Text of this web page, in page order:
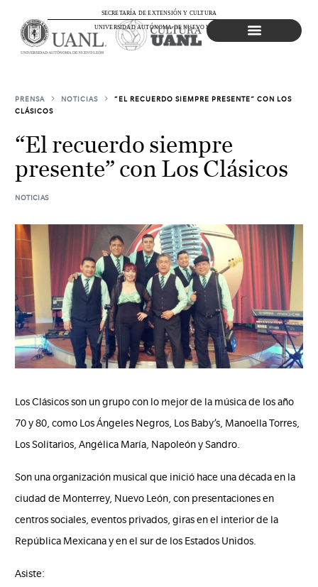
UNIVERSIDAD AUTÓNOMA DE NUEVO LEÓN
SECRETARÍA DE EXTENSIÓN Y CULTURA
PRENSA NOTICIAS
“EL RECUERDO SIEMPRE PRESENTE” CON LOS
CLÁSICOS
“El recuerdo siempre
presente” con Los Clásicos
NOTICIAS
Los Clásicos son un grupo con lo mejor de la música de los año
70 y 80, como Los Ángeles Negros, Los Baby’s, Manoella Torres,
Los Solitarios, Angélica María, Napoleón y Sandro.
Son una organización musical que inició hace una década en la
ciudad de Monterrey, Nuevo León, con presentaciones en
centros sociales, eventos privados, giras en el interior de la
República Mexicana y en el sur de los Estados Unidos.
Asiste: